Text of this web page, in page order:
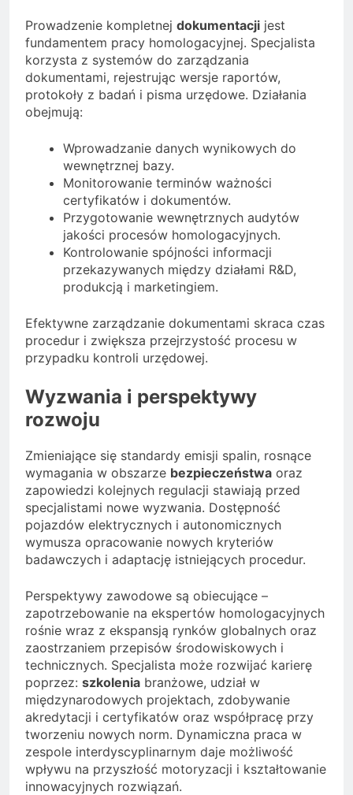
Prowadzenie kompletnej dokumentacji jest
fundamentem pracy homologacyjnej. Specjalista
korzysta z systemów do zarządzania
dokumentami, rejestrując wersje raportów,
protokoły z badań i pisma urzędowe. Działania
obejmują:
Wprowadzanie danych wynikowych do
wewnętrznej bazy.
Monitorowanie terminów ważności
certyfikatów i dokumentów.
Przygotowanie wewnętrznych audytów
jakości procesów homologacyjnych.
Kontrolowanie spójności informacji
przekazywanych między działami R&D,
produkcją i marketingiem.
Efektywne zarządzanie dokumentami skraca czas
procedur i zwiększa przejrzystość procesu w
przypadku kontroli urzędowej.
Wyzwania i perspektywy
rozwoju
Zmieniające się standardy emisji spalin, rosnące
wymagania w obszarze bezpieczeństwa oraz
zapowiedzi kolejnych regulacji stawiają przed
specjalistami nowe wyzwania. Dostępność
pojazdów elektrycznych i autonomicznych
wymusza opracowanie nowych kryteriów
badawczych i adaptację istniejących procedur.
Perspektywy zawodowe są obiecujące –
zapotrzebowanie na ekspertów homologacyjnych
rośnie wraz z ekspansją rynków globalnych oraz
zaostrzaniem przepisów środowiskowych i
technicznych. Specjalista może rozwijać karierę
poprzez: szkolenia branżowe, udział w
międzynarodowych projektach, zdobywanie
akredytacji i certyfikatów oraz współpracę przy
tworzeniu nowych norm. Dynamiczna praca w
zespole interdyscyplinarnym daje możliwość
wpływu na przyszłość motoryzacji i kształtowanie
innowacyjnych rozwiązań.